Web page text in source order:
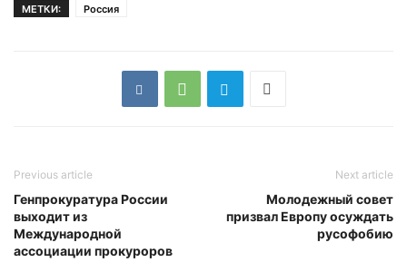
МЕТКИ: Россия
Previous article
Генпрокуратура России
выходит из
Международной
ассоциации прокуроров
Next article
Молодежный совет
призвал Европу осуждать
русофобию